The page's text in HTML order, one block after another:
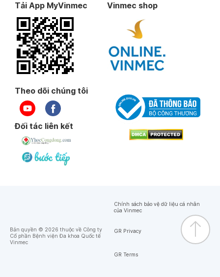
Tải App MyVinmec Vinmec shop
Theo dõi chúng tôi
Đối tác liên kết
Bản quyền © 2026 thuộc về Công ty
Cổ phần Bệnh viện Đa khoa Quốc tế
Vinmec
Chính sách bảo vệ dữ liệu cá nhân
của Vinmec
GR Privacy
GR Terms